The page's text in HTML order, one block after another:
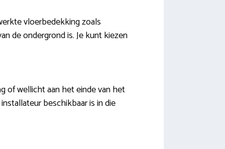
vloerbedekking zoals
de ondergrond is. Je kunt kiezen
of wellicht aan het einde van het
beschikbaar is in die